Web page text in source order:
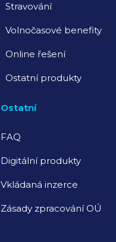
Stravování
Volnočasové benefity
Online řešení
Ostatní produkty
Ostatní
FAQ
Digitální produkty
Vkládaná inzerce
Zásady zpracování OÚ